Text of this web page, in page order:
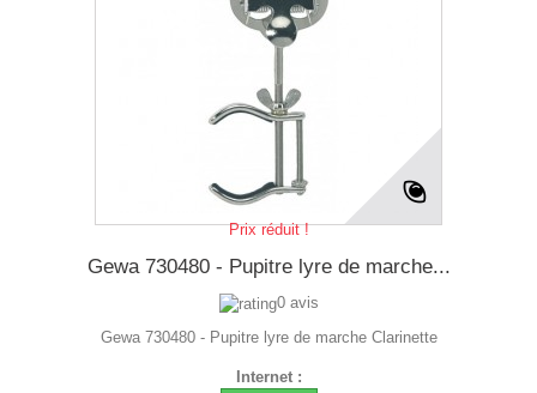
Prix réduit !
Gewa 730480 - Pupitre lyre de marche...
0 avis
Gewa 730480 - Pupitre lyre de marche Clarinette
Internet :